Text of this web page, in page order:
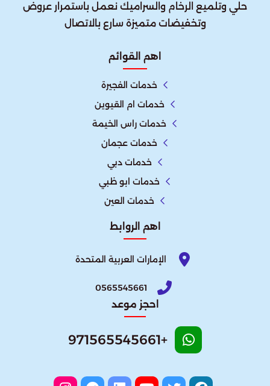
حلي وتلميع الرخام والسراميك نعمل باستمرار عروض
وتخفيضات متميزة سارع بالاتصال
اهم القوائم
خدمات الفجيرة
خدمات ام القيوين
خدمات راس الخيمة
خدمات عجمان
خدمات دبي
خدمات ابو ظبي
خدمات العين
اهم الروابط
الإمارات العربية المتحدة​
0565545661
احجز موعد
+971565545661